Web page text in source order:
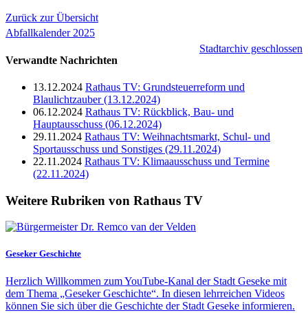
Zurück zur Übersicht
Abfallkalender 2025
Stadtarchiv geschlossen
Verwandte Nachrichten
13.12.2024 Rathaus TV: Grundsteuerreform und
Blaulichtzauber (13.12.2024)
06.12.2024 Rathaus TV: Rückblick, Bau- und
Hauptausschuss (06.12.2024)
29.11.2024 Rathaus TV: Weihnachtsmarkt, Schul- und
Sportausschuss und Sonstiges (29.11.2024)
22.11.2024 Rathaus TV: Klimaausschuss und Termine
(22.11.2024)
Weitere Rubriken von Rathaus TV
Geseker Geschichte
Herzlich Willkommen zum YouTube-Kanal der Stadt Geseke mit
dem Thema „Geseker Geschichte“. In diesen lehrreichen Videos
können Sie sich über die Geschichte der Stadt Geseke informieren.